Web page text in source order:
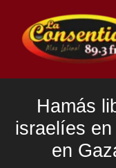
contenido
Hamás
israelíes
en